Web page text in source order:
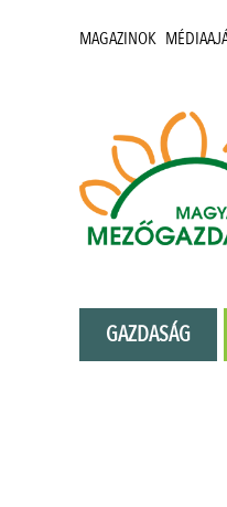
MAGAZINOK
GAZDASÁG